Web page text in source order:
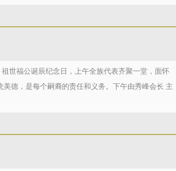
世福公诞辰纪念日，上午全族代表齐聚一堂，面怀
德，是每个嗣裔的责任和义务。下午由秀峰会长 主